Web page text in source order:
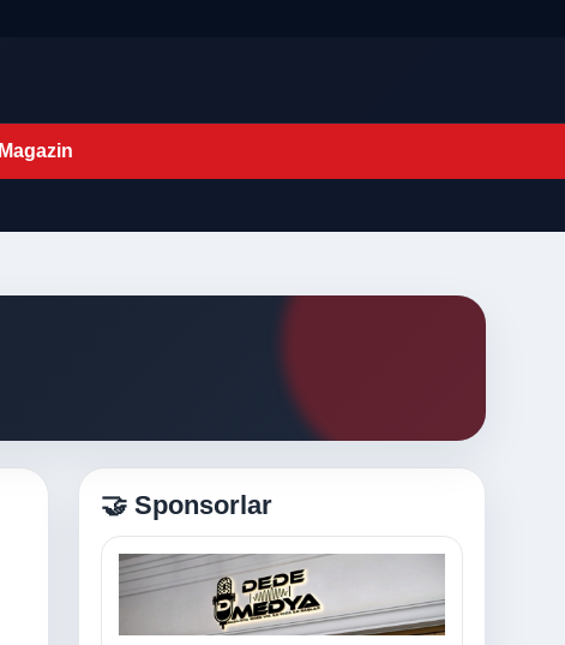
Magazin
🤝 Sponsorlar